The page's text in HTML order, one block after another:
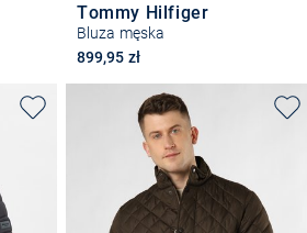
Tommy Hilfiger
Bluza męska
899,95 zł